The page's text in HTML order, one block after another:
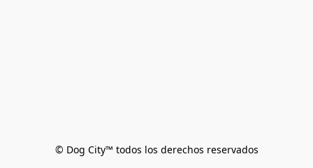
© Dog City™ todos los derechos reservados